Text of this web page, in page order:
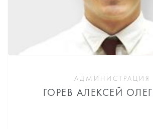
АДМИНИСТРАЦИЯ
ГОРЕВ АЛЕКСЕЙ